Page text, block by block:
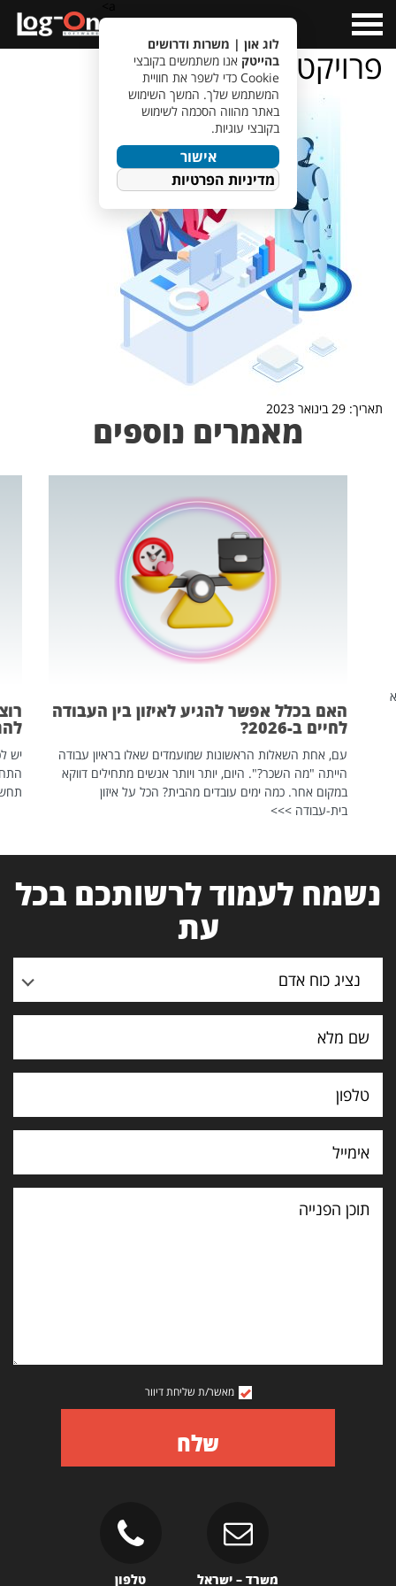
Menu
פרויקטים
תאריך: 29 בינואר 2023
מאמרים נוספים
האם בכלל אפשר להגיע לאיזון בין העבודה
לחיים ב-2026?
עם, אחת השאלות הראשונות שמועמדים שאלו בראיון עבודה
הייתה "מה השכר?". היום, יותר ויותר אנשים מתחילים דווקא
במקום אחר. כמה ימים עובדים מהבית? הכל על איזון
בית-עבודה >>>
יש
נשמח לעמוד לרשותכם בכל
עת
נציג כוח אדם
תוכן
הפנייה
מאשר/ת שליחת דיוור
שלח
משרד – ישראל טלפון
לוג און | משרות ודרושים
בהייטק אנו משתמשים בקובצי
Cookie כדי לשפר את חוויית
המשתמש שלך. המשך השימוש
באתר מהווה הסכמה לשימוש
בקובצי עוגיות.
אישור
מדיניות הפרטיות